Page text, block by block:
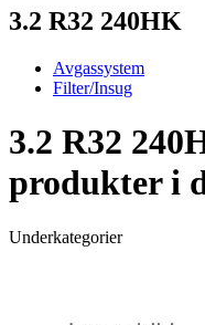
3.2 R32 240HK
Avgassystem
Filter/Insug
3.2 R32
produkter i
Underkategorier